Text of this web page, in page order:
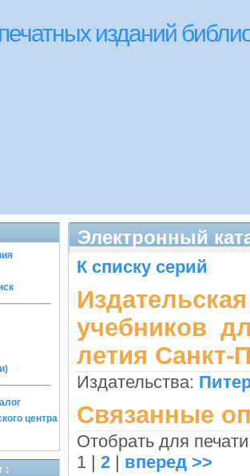
печатных изданий
центра
:
Электронный
К списку серий
учебников
летия Санкт-
Издательства:
Связанные
Отобрать для
1 | 2 | вперед >>